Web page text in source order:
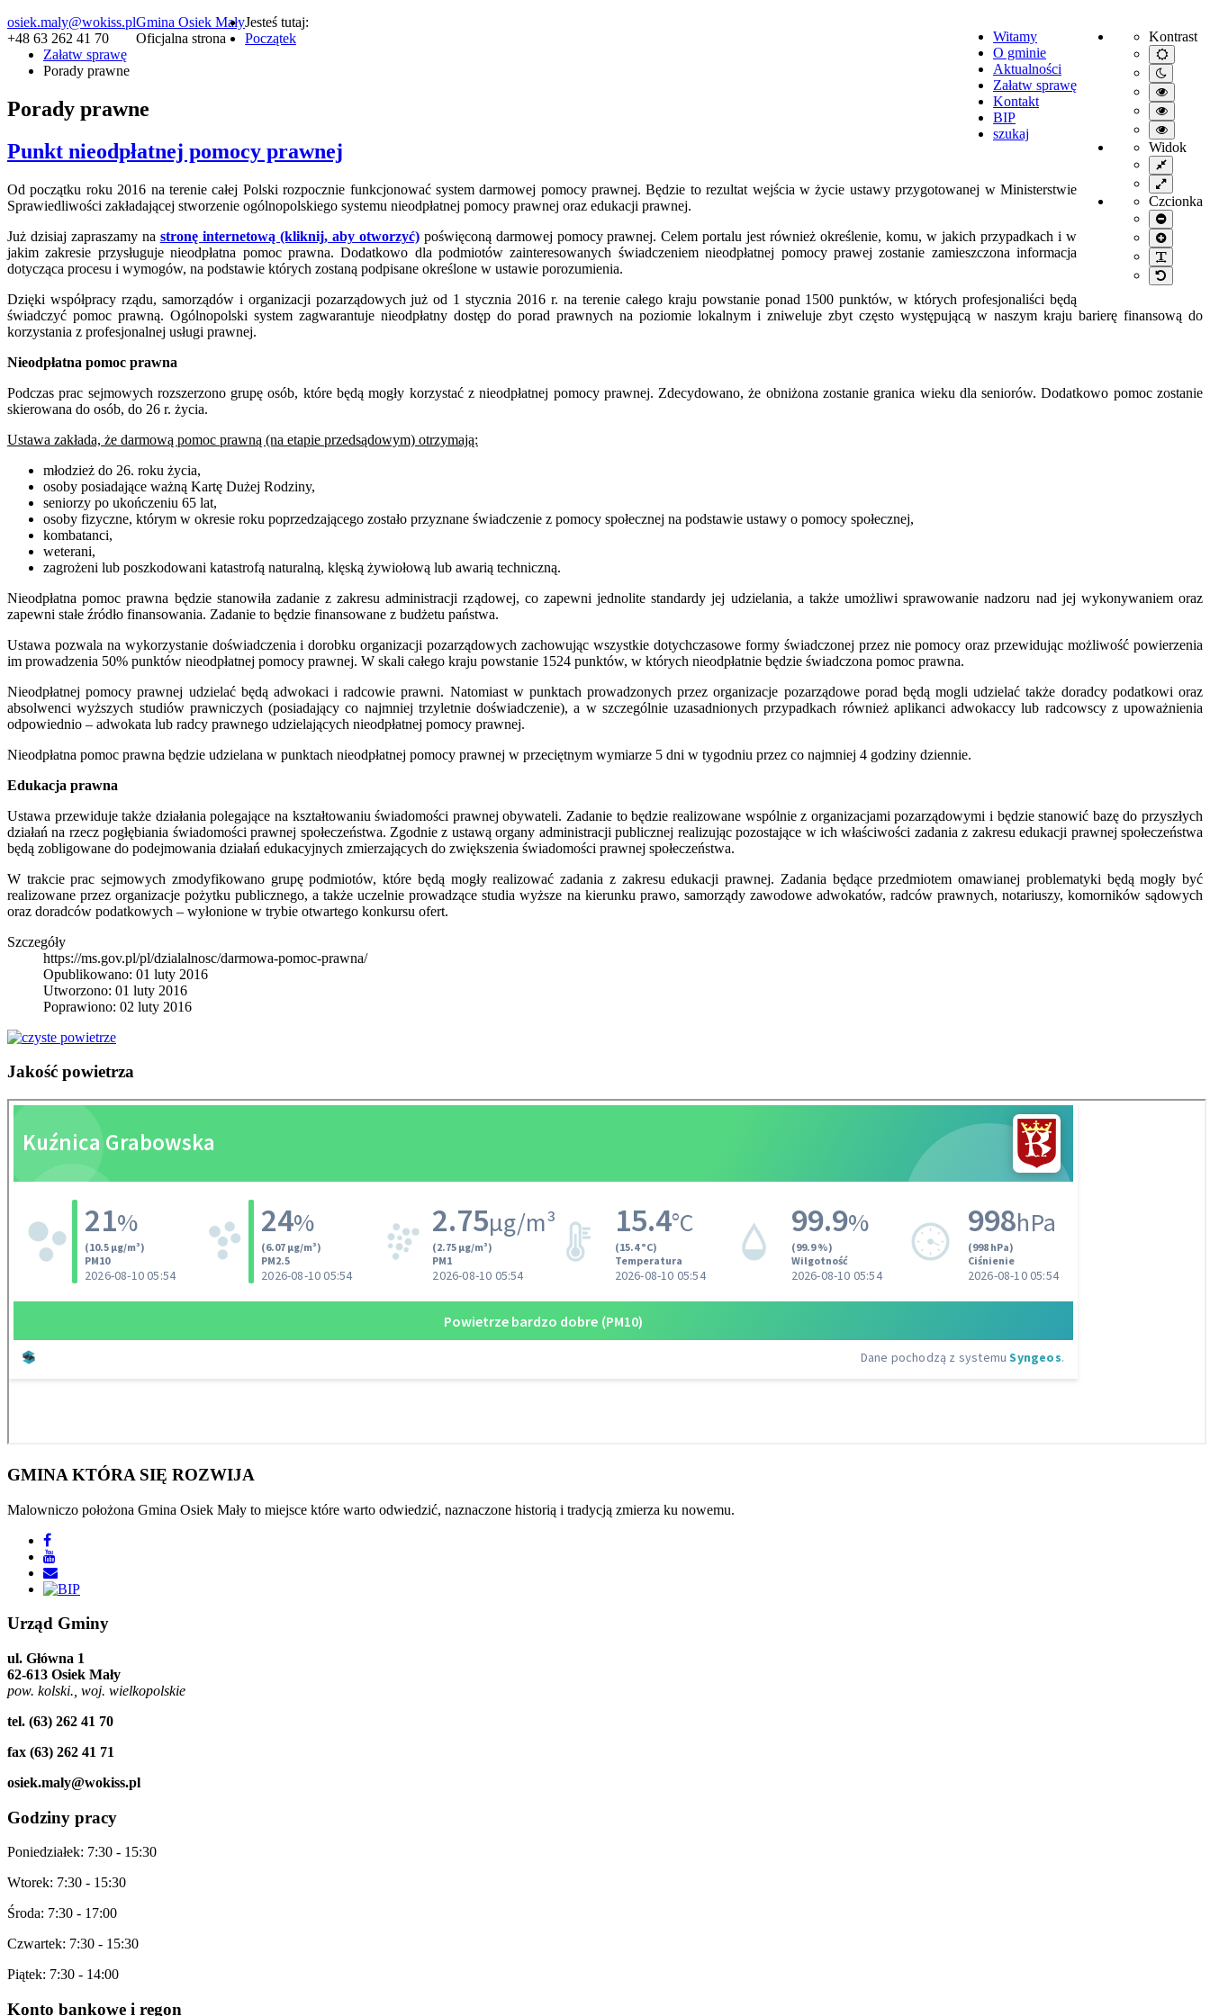
osiek.maly@wokiss.pl
+48 63 262 41 70
Kontrast
Default
mode
Night
mode
High
contrast
black/
mode.
High
contrast
black/
mode.
High
contrast
yellow/
mode.
Widok
Fixed
layout
Wide
layout
Czcionka
Smaller
font
Larger
font
Default
font
Gmina Osiek Mały
Oficjalna strona
Witamy
O gminie
Aktualności
Załatw sprawę
Kontakt
BIP
szukaj
Jesteś tutaj:
Początek
Załatw sprawę
Porady prawne
Porady prawne
Punkt nieodpłatnej pomocy prawnej
Od początku roku 2016 na terenie całej Polski rozpocznie funkcjonować system darmowej pomocy prawnej. Będzie to rezultat wejścia w życie ustawy przygotowanej w Ministerstwie
Sprawiedliwości zakładającej stworzenie ogólnopolskiego systemu nieodpłatnej pomocy prawnej oraz edukacji prawnej.
Już dzisiaj zapraszamy na stronę internetową (kliknij, aby otworzyć)poświęconą darmowej pomocy prawnej. Celem portalu jest również określenie, komu, w jakich przypadkach i w
jakim zakresie przysługuje nieodpłatna pomoc prawna. Dodatkowo dla podmiotów zainteresowanych świadczeniem nieodpłatnej pomocy prawej zostanie zamieszczona informacja
dotycząca procesu i wymogów, na podstawie których zostaną podpisane określone w ustawie porozumienia.
Dzięki współpracy rządu, samorządów i organizacji pozarządowych już od 1 stycznia 2016 r. na terenie całego kraju powstanie ponad 1500 punktów, w których profesjonaliści będą
świadczyć pomoc prawną. Ogólnopolski system zagwarantuje nieodpłatny dostęp do porad prawnych na poziomie lokalnym i zniweluje zbyt często występującą w naszym kraju barierę finansową do
korzystania z profesjonalnej usługi prawnej.
Nieodpłatna pomoc prawna
Podczas prac sejmowych rozszerzono grupę osób, które będą mogły korzystać z nieodpłatnej pomocy prawnej. Zdecydowano, że obniżona zostanie granica wieku dla seniorów. Dodatkowo pomoc zostanie
skierowana do osób, do 26 r. życia.
Ustawa zakłada, że darmową pomoc prawną (na etapie przedsądowym) otrzymają:
młodzież do 26. roku życia,
osoby posiadające ważną Kartę Dużej Rodziny,
seniorzy po ukończeniu 65 lat,
osoby fizyczne, którym w okresie roku poprzedzającego zostało przyznane świadczenie z pomocy społecznej na podstawie ustawy o pomocy społecznej,
kombatanci,
weterani,
zagrożeni lub poszkodowani katastrofą naturalną, klęską żywiołową lub awarią techniczną.
Nieodpłatna pomoc prawna będzie stanowiła zadanie z zakresu administracji rządowej, co zapewni jednolite standardy jej udzielania, a także umożliwi sprawowanie nadzoru nad jej wykonywaniem oraz
zapewni stałe źródło finansowania. Zadanie to będzie finansowane z budżetu państwa.
Ustawa pozwala na wykorzystanie doświadczenia i dorobku organizacji pozarządowych zachowując wszystkie dotychczasowe formy świadczonej przez nie pomocy oraz przewidując możliwość powierzenia
im prowadzenia 50% punktów nieodpłatnej pomocy prawnej. W skali całego kraju powstanie 1524 punktów, w których nieodpłatnie będzie świadczona pomoc prawna.
Nieodpłatnej pomocy prawnej udzielać będą adwokaci i radcowie prawni. Natomiast w punktach prowadzonych przez organizacje pozarządowe porad będą mogli udzielać także doradcy podatkowi oraz
absolwenci wyższych studiów prawniczych (posiadający co najmniej trzyletnie doświadczenie), a w szczególnie uzasadnionych przypadkach również aplikanci adwokaccy lub radcowscy z upoważnienia
odpowiednio – adwokata lub radcy prawnego udzielających nieodpłatnej pomocy prawnej.
Nieodpłatna pomoc prawna będzie udzielana w punktach nieodpłatnej pomocy prawnej w przeciętnym wymiarze 5 dni w tygodniu przez co najmniej 4 godziny dziennie.
Edukacja prawna
Ustawa przewiduje także działania polegające na kształtowaniu świadomości prawnej obywateli. Zadanie to będzie realizowane wspólnie z organizacjami pozarządowymi i będzie stanowić bazę do przyszłych
działań na rzecz pogłębiania świadomości prawnej społeczeństwa. Zgodnie z ustawą organy administracji publicznej realizując pozostające w ich właściwości zadania z zakresu edukacji prawnej społeczeństwa
będą zobligowane do podejmowania działań edukacyjnych zmierzających do zwiększenia świadomości prawnej społeczeństwa.
W trakcie prac sejmowych zmodyfikowano grupę podmiotów, które będą mogły realizować zadania z zakresu edukacji prawnej. Zadania będące przedmiotem omawianej problematyki będą mogły być
realizowane przez organizacje pożytku publicznego, a także uczelnie prowadzące studia wyższe na kierunku prawo, samorządy zawodowe adwokatów, radców prawnych, notariuszy, komorników sądowych
oraz doradców podatkowych – wyłonione w trybie otwartego konkursu ofert.
Szczegóły
https://ms.gov.pl/pl/dzialalnosc/darmowa-pomoc-prawna/
Opublikowano: 01 luty 2016
Utworzono: 01 luty 2016
Poprawiono: 02 luty 2016
Jakość powietrza
GMINA KTÓRA SIĘ ROZWIJA
Malowniczo położona Gmina Osiek Mały to miejsce które warto odwiedzić, naznaczone historią i tradycją zmierza ku nowemu.
Urząd Gminy
ul. Główna 1
62-613 Osiek Mały
pow. kolski., woj. wielkopolskie
tel. (63) 262 41 70
fax (63) 262 41 71
osiek.maly@wokiss.pl
Godziny pracy
Poniedziałek: 7:30 - 15:30
Wtorek: 7:30 - 15:30
Środa: 7:30 - 17:00
Czwartek: 7:30 - 15:30
Piątek: 7:30 - 14:00
Konto bankowe i regon